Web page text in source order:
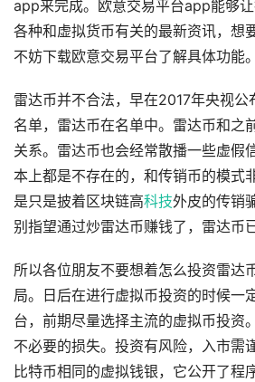
app来完成。欧意交易平台app能够
各种和虚拟货币有关的最新资讯，想
不妨下载欧意交易平台了解具体功能。
雷达币并不合法，早在2017年央视
名单，雷达币在名单中。雷达币和之
关系。雷达币也会经常散播一些虚假
本上都是不存在的，和传销币的模式
是只是披着区块链高科技外皮的传销
别指望通过炒雷达币赚钱了，雷达币
所以各位朋友不要想着怎么投资雷达
局。日后在进行虚拟币投资的时候一
台，前期尽量选择主流的虚拟币投资
不必要的损失。投资有风险，入市需
比特币相同的虚拟钱银，它公开了程